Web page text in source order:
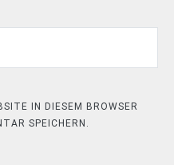
IN DIESEM BROWSER
SPEICHERN.